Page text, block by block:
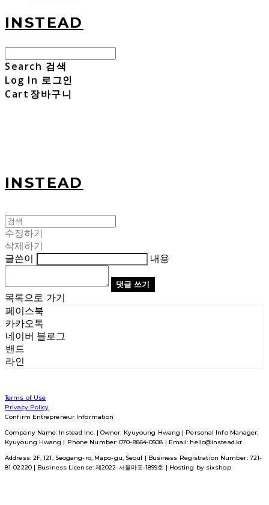
INSTEAD
Search 검색
Log In 로그인
Cart 장바구니
INSTEAD
수정하기
삭제하기
글쓴이
내용
댓글 쓰기
목록으로 가기
페이스북
카카오톡
네이버 블로그
밴드
라인
Terms of Use
Privacy Policy
Confirm Entrepreneur Information
Company Name: Instead Inc. | Owner: Kyuyoung Hwang | Personal Info Manager:
Kyuyoung Hwang | Phone Number: 070-8864-0508 | Email: hello@instead.kr
Address: 2F, 121, Seogang-ro, Mapo-gu, Seoul | Business Registration Number: 721-
81-02220| Business License: 제2022-서울마포-1899호 | Hosting by sixshop